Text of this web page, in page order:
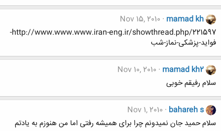
mamad kh
Nov 15, 2010
http://www.www.www.iran-eng.ir/showthread.php/221597-
فواید-پزشکی-نماز-شب
mamad kh2
Nov 10, 2010
سلام رفیقم خوبی
bahareh s
Nov 1, 2010
سلام حمید جان نمیدونم چرا برای همیشه رفتی اما من هنوزم به یادتم